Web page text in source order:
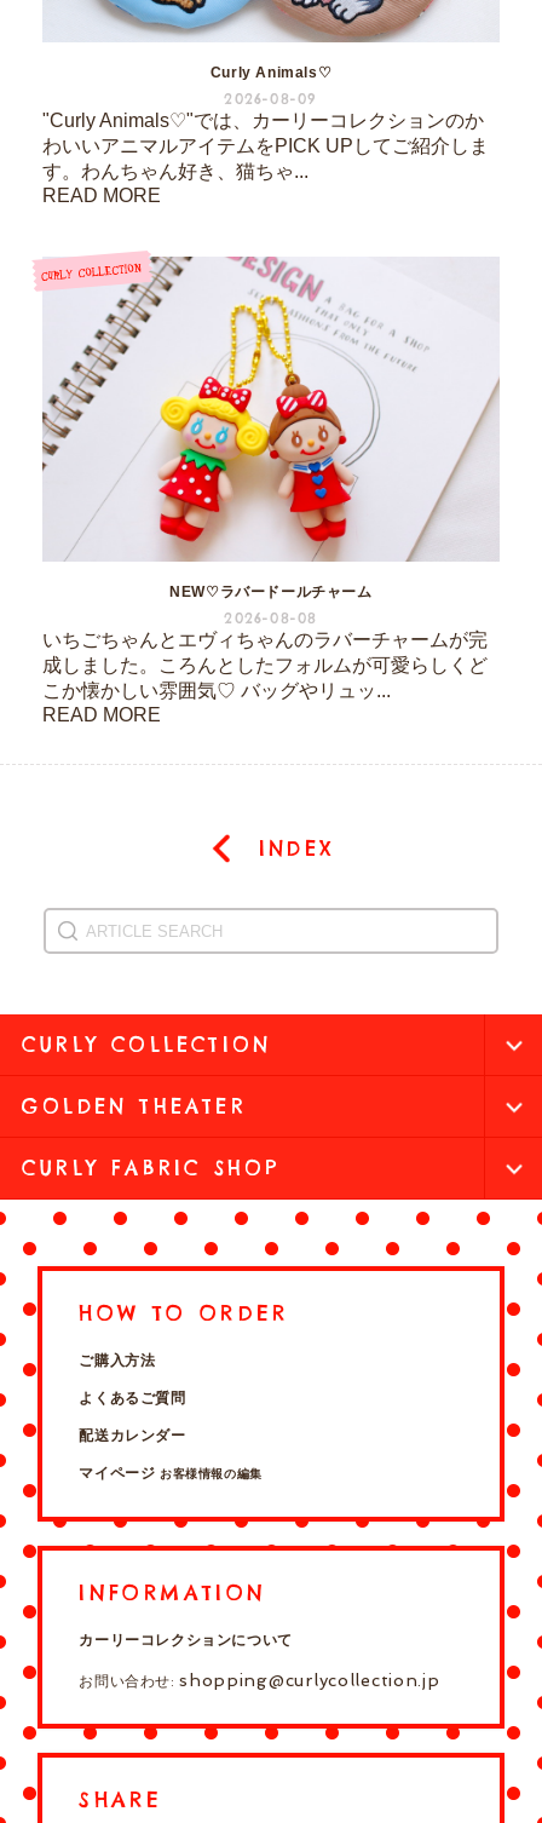
Curly Animals♡
2026-08-09
"Curly Animals♡"では、カーリーコレクションのか
わいいアニマルアイテムをPICK UPしてご紹介しま
す。わんちゃん好き、猫ちゃ...
READ MORE
NEW♡ラバードールチャーム
2026-08-08
いちごちゃんとエヴィちゃんのラバーチャームが完
成しました。ころんとしたフォルムが可愛らしくど
こか懐かしい雰囲気♡ バッグやリュッ...
READ MORE
INDEX
CURLY COLLECTION
GOLDEN THEATER
CURLY FABRIC SHOP
HOW TO ORDER
ご購入方法
よくあるご質問
配送カレンダー
マイページ お客様情報の編集
INFORMATION
カーリーコレクションについて
お問い合わせ:shopping@curlycollection.jp
SHARE